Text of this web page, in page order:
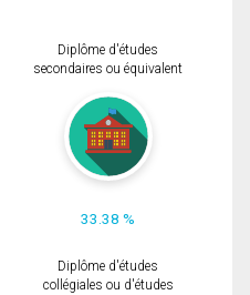
Diplôme d'études
secondaires ou équivalent
33.38 %
Diplôme d'études
collégiales ou d'études